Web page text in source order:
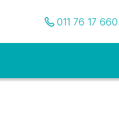
Pozovite nas
011 76 17 660